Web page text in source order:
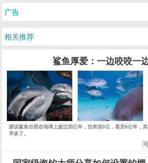
广告
相关推荐
鲨鱼厚爱：一边咬咬一
据说鲨鱼出现在地球上超过四亿年，也有说5亿，甚至6亿年，
早多了。